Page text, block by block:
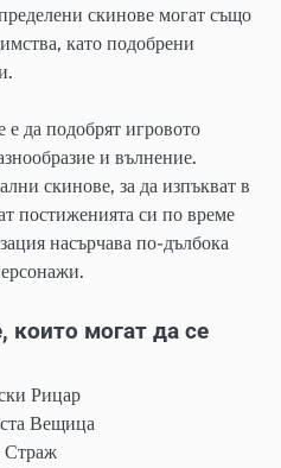
скинове могат също
като подобрени
да подобрят игровото
и вълнение.
скинове, за да изпъкват в
постиженията си по време
насърчава по-дълбока
които могат да се
Рицар
Вещица
Страж